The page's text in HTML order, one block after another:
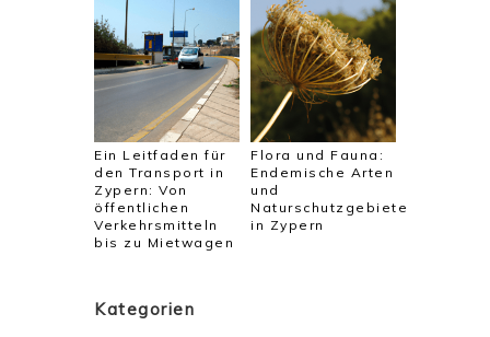
Ein Leitfaden für
den Transport in
Zypern: Von
öffentlichen
Verkehrsmitteln
bis zu Mietwagen
Flora und Fauna:
Endemische Arten
und
Naturschutzgebiete
in Zypern
Kategorien